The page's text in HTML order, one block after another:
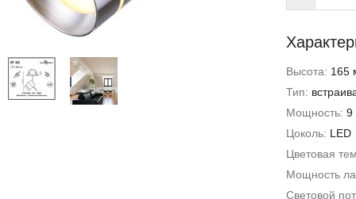
Высота: 165
Тип:
Мощность: 9
Цоколь: LED
Цветовая
Мощность
Световой